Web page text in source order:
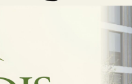
Marino
per